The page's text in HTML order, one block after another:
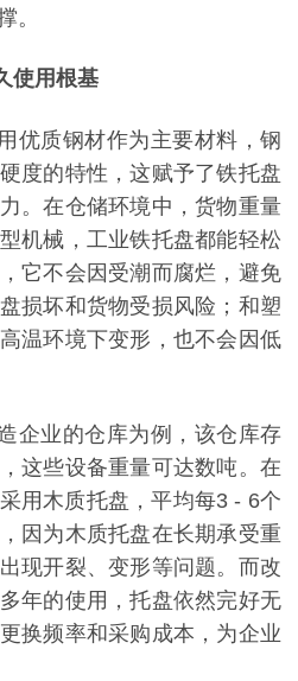
。
使用根基
优质钢材作为主要材料，钢
度的特性，这赋予了铁托盘
。在仓储环境中，货物重量
机械，工业铁托盘都能轻松
它不会因受潮而腐烂，避免
损坏和货物受损风险；和塑
温环境下变形，也不会因低
企业的仓库为例，该仓库存
这些设备重量可达数吨。在
用木质托盘，平均每3 - 6个
因为木质托盘在长期承受重
现开裂、变形等问题。而改
年的使用，托盘依然完好无
换频率和采购成本，为企业